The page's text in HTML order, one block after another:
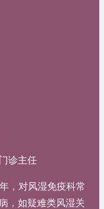
诊主任
，对风湿免疫科常
，如疑难类风湿关